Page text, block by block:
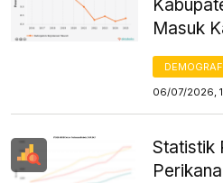
Masuk
06/07/2026,
Statistik